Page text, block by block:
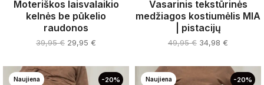
Moteriškos laisvalaikio
kelnės be pūkelio
raudonos
39,95€ Original
was:
39,95 €.
29,95 €
is:
29,95 €.
product
Vasarinis tekstūrinės
medžiagos kostiumėlis MIA
| pistacijų
49,95€ Original
was:
49,95 €.
34,98 €
is:
34,98 €.
product
-20%
Naujiena -20%
Naujiena